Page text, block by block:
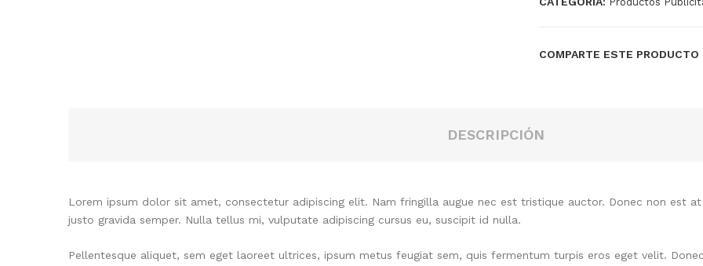
COMPARTE ESTE PRODUCTO
DESCRIPCIÓN
Lorem ipsum dolor sit amet, consectetur adipiscing elit. Nam fringilla augue nec est tristique auctor. Donec non est
justo gravida semper. Nulla tellus mi, vulputate adipiscing cursus eu, suscipit id nulla.
Pellentesque aliquet, sem eget laoreet ultrices, ipsum metus feugiat sem, quis fermentum turpis eros eget velit.